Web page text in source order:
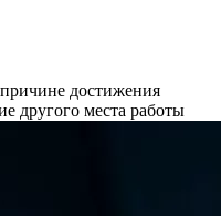
достижения
другого места работы